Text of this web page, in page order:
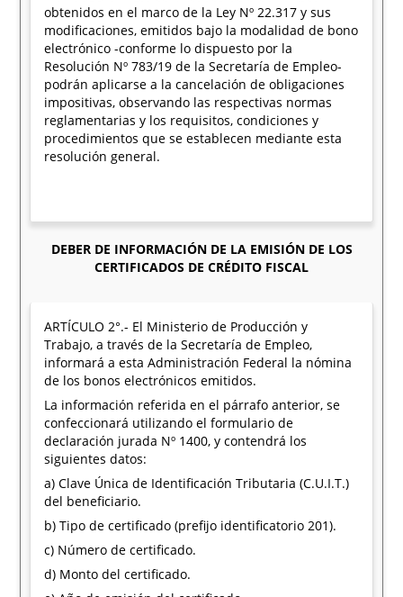
obtenidos en el marco de la Ley Nº 22.317 y sus
modificaciones, emitidos bajo la modalidad de bono
electrónico -conforme lo dispuesto por la
Resolución Nº 783/19 de la Secretaría de Empleo-
podrán aplicarse a la cancelación de obligaciones
impositivas, observando las respectivas normas
reglamentarias y los requisitos, condiciones y
procedimientos que se establecen mediante esta
resolución general.
DEBER DE INFORMACIÓN DE LA EMISIÓN DE LOS
CERTIFICADOS DE CRÉDITO FISCAL
ARTÍCULO 2°.- El Ministerio de Producción y
Trabajo, a través de la Secretaría de Empleo,
informará a esta Administración Federal la nómina
de los bonos electrónicos emitidos.
La información referida en el párrafo anterior, se
confeccionará utilizando el formulario de
declaración jurada Nº 1400, y contendrá los
siguientes datos:
a) Clave Única de Identificación Tributaria (C.U.I.T.)
del beneficiario.
b) Tipo de certificado (prefijo identificatorio 201).
c) Número de certificado.
d) Monto del certificado.